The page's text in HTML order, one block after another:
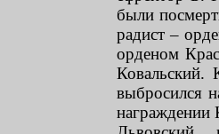
были
радист –
орденом
Ковальский.
выбросился
награждении